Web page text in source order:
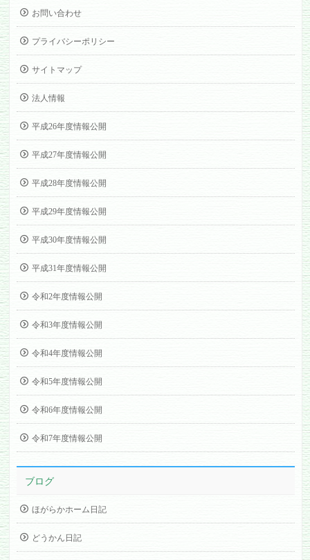
お問い合わせ
プライバシーポリシー
サイトマップ
法人情報
平成26年度情報公開
平成27年度情報公開
平成28年度情報公開
平成29年度情報公開
平成30年度情報公開
平成31年度情報公開
令和2年度情報公開
令和3年度情報公開
令和4年度情報公開
令和5年度情報公開
令和6年度情報公開
令和7年度情報公開
ブログ
ほがらかホーム日記
どうかん日記